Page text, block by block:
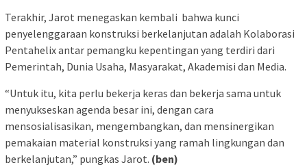
Terakhir, Jarot menegaskan kembali bahwa kunci
penyelenggaraan konstruksi berkelanjutan adalah Kolaborasi
Pentahelix antar pemangku kepentingan yang terdiri dari
Pemerintah, Dunia Usaha, Masyarakat, Akademisi dan Media.
“Untuk itu, kita perlu bekerja keras dan bekerja sama untuk
menyukseskan agenda besar ini, dengan cara
mensosialisasikan, mengembangkan, dan mensinergikan
pemakaian material konstruksi yang ramah lingkungan dan
berkelanjutan,” pungkas Jarot. (ben)